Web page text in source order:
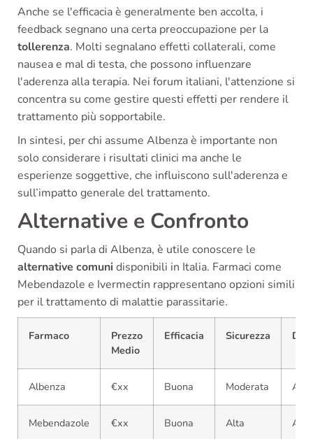
Anche se l'efficacia è generalmente ben accolta, i
feedback segnano una certa preoccupazione per la
tollerenza. Molti segnalano effetti collaterali, come
nausea e mal di testa, che possono influenzare
l'aderenza alla terapia. Nei forum italiani, l'attenzione si
concentra su come gestire questi effetti per rendere il
trattamento più sopportabile.
In sintesi, per chi assume Albenza è importante non
solo considerare i risultati clinici ma anche le
esperienze soggettive, che influiscono sull'aderenza e
sull’impatto generale del trattamento.
Alternative e Confronto
Quando si parla di Albenza, è utile conoscere le
alternative comunidisponibili in Italia. Farmaci come
Mebendazole e Ivermectin rappresentano opzioni simili
per il trattamento di malattie parassitarie.
Farmaco
Prezzo
Medio
Efficacia Sicurezza
Albenza €xx Buona Moderata Alta
Mebendazole €xx Buona Alta Alta